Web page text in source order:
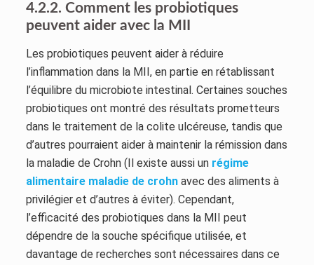
4.2.2. Comment les probiotiques
peuvent aider avec la MII
Les probiotiques peuvent aider à réduire
l’inflammation dans la MII, en partie en rétablissant
l’équilibre du microbiote intestinal. Certaines souches
probiotiques ont montré des résultats prometteurs
dans le traitement de la colite ulcéreuse, tandis que
d’autres pourraient aider à maintenir la rémission dans
la maladie de Crohn (Il existe aussi un régime
alimentaire maladie de crohnavec des aliments à
privilégier et d’autres à éviter). Cependant,
l’efficacité des probiotiques dans la MII peut
dépendre de la souche spécifique utilisée, et
davantage de recherches sont nécessaires dans ce